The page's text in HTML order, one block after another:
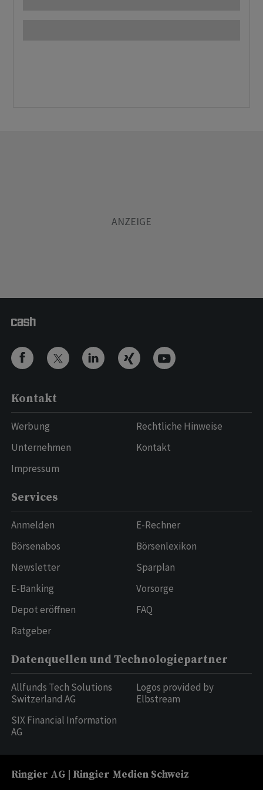
Kontakt
Werbung
Unternehmen
Impressum
Rechtliche Hinweise
Kontakt
Services
Anmelden
Börsenabos
Newsletter
E-Banking
Depot eröffnen
Ratgeber
E-Rechner
Börsenlexikon
Sparplan
Vorsorge
FAQ
Datenquellen und Technologiepartner
Allfunds Tech Solutions
Switzerland AG
SIX Financial Information
AG
Logos provided by
Elbstream
Ringier AG | Ringier Medien Schweiz